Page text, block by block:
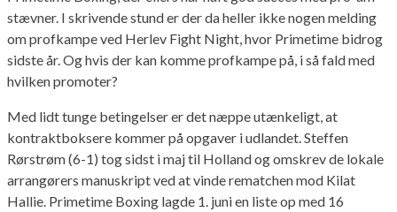
stævner. I skrivende stund er der da heller ikke nogen melding
om profkampe ved Herlev Fight Night, hvor Primetime bidrog
sidste år. Og hvis der kan komme profkampe på, i så fald med
hvilken promoter?
Med lidt tunge betingelser er det næppe utænkeligt, at
kontraktboksere kommer på opgaver i udlandet. Steffen
Rørstrøm (6-1) tog sidst i maj til Holland og omskrev de lokale
arrangørers manuskript ved at vinde rematchen mod Kilat
Hallie. Primetime Boxing lagde 1. juni en liste op med 16